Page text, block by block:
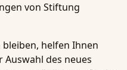
von Stiftung
helfen Ihnen
Auswahl des neues